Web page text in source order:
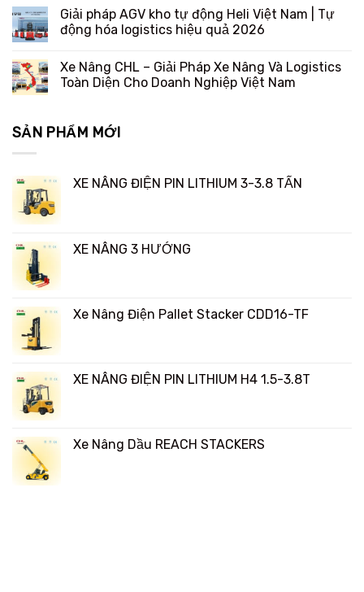
Giải pháp AGV kho tự động Heli Việt Nam | Tự
động hóa logistics hiệu quả 2026
Xe Nâng CHL – Giải Pháp Xe Nâng Và Logistics
Toàn Diện Cho Doanh Nghiệp Việt Nam
SẢN PHẨM MỚI
XE NÂNG ĐIỆN PIN LITHIUM 3-3.8 TẤN
XE NÂNG 3 HƯỚNG
Xe Nâng Điện Pallet Stacker CDD16-TF
XE NÂNG ĐIỆN PIN LITHIUM H4 1.5-3.8T
Xe Nâng Dầu REACH STACKERS